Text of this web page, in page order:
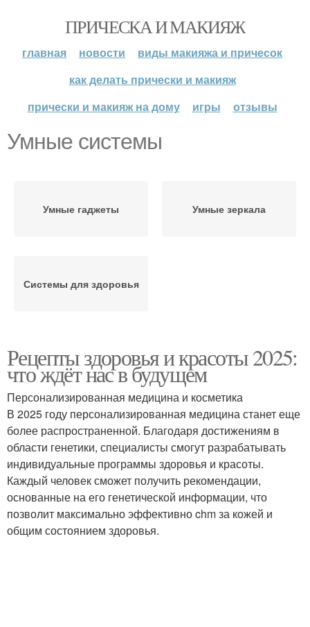
ПРИЧЕСКА И МАКИЯЖ
главная новости
виды макияжа и причесок
как делать прически и макияж
прически и макияж на дому
игры отзывы
Умные системы
Умные гаджеты Умные зеркала
Системы для здоровья
Рецепты здоровья и красоты 2025:
что ждёт нас в будущем
Персонализированная медицина и косметика
В 2025 году персонализированная медицина станет еще
более распространенной. Благодаря достижениям в
области генетики, специалисты смогут разрабатывать
индивидуальные программы здоровья и красоты.
Каждый человек сможет получить рекомендации,
основанные на его генетической информации, что
позволит максимально эффективно chm за кожей и
общим состоянием здоровья.